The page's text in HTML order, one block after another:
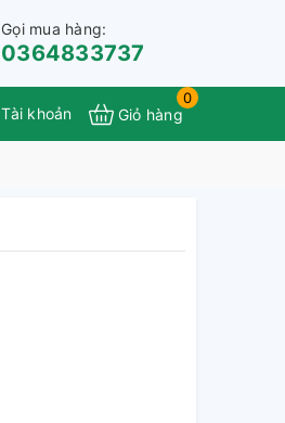
Gọi mua hàng:
0364833737
Tài khoản
0
Giỏ hàng